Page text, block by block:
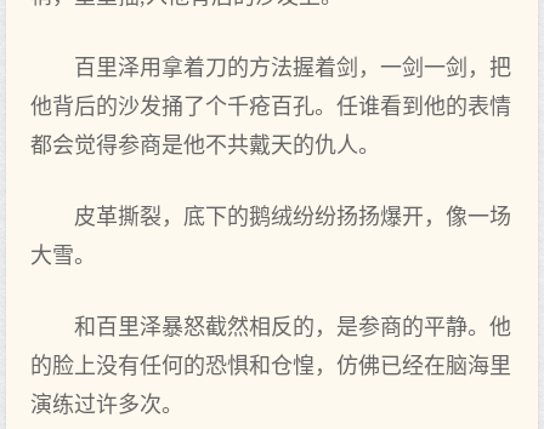
百里泽用拿着刀的方法握着剑，一剑一剑，把
他背后的沙发捅了个千疮百孔。任谁看到他的表情
都会觉得参商是他不共戴天的仇人。
皮革撕裂，底下的鹅绒纷纷扬扬爆开，像一场
大雪。
和百里泽暴怒截然相反的，是参商的平静。他
的脸上没有任何的恐惧和仓惶，仿佛已经在脑海里
演练过许多次。